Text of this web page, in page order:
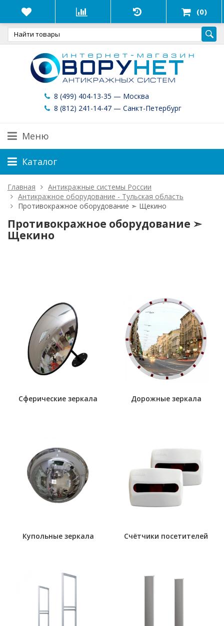
(0)
8 (499) 404-13-35 — Москва
8 (812) 241-14-47 — Санкт-Петербург
Меню
Каталог
Главная
Антикражные системы России
Антикражное оборудование - Тульская область
Противокражное оборудование ➣ Щекино
Противокражное оборудование ➣
Щекино
Сферические зеркала Дорожные зеркала
Купольные зеркала Счётчики посетителей